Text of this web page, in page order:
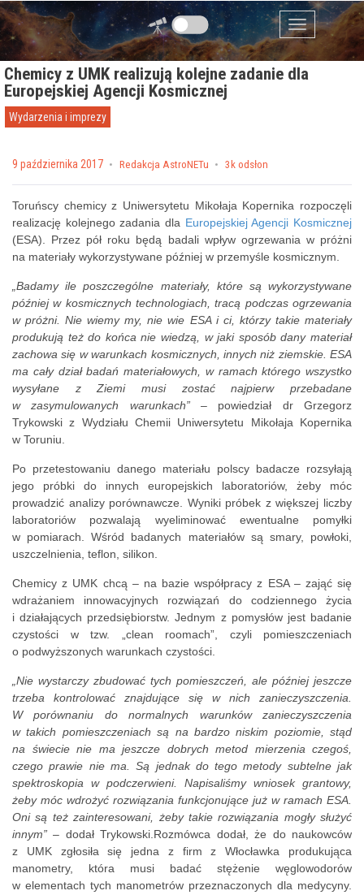
Przejdź do zawartości
Menu
Chemicy z UMK realizują kolejne zadanie dla
Europejskiej Agencji Kosmicznej
Wydarzenia i imprezy
Posted on
9 października 2017 by Redakcja AstroNETu 3k odsłon
Toruńscy chemicy z Uniwersytetu Mikołaja Kopernika rozpoczęli
realizację kolejnego zadania dla Europejskiej Agencji Kosmicznej
(ESA). Przez pół roku będą badali wpływ ogrzewania w próżni
na materiały wykorzystywane później w przemyśle kosmicznym.
„Badamy ile poszczególne materiały, które są wykorzystywane
później w kosmicznych technologiach, tracą podczas ogrzewania
w próżni. Nie wiemy my, nie wie ESA i ci, którzy takie materiały
produkują też do końca nie wiedzą, w jaki sposób dany materiał
zachowa się w warunkach kosmicznych, innych niż ziemskie. ESA
ma cały dział badań materiałowych, w ramach którego wszystko
wysyłane z Ziemi musi zostać najpierw przebadane
w zasymulowanych warunkach”– powiedział dr Grzegorz
Trykowski z Wydziału Chemii Uniwersytetu Mikołaja Kopernika
w Toruniu.
Po przetestowaniu danego materiału polscy badacze rozsyłają
jego próbki do innych europejskich laboratoriów, żeby móc
prowadzić analizy porównawcze. Wyniki próbek z większej liczby
laboratoriów pozwalają wyeliminować ewentualne pomyłki
w pomiarach. Wśród badanych materiałów są smary, powłoki,
uszczelnienia, teflon, silikon.
Chemicy z UMK chcą – na bazie współpracy z ESA – zająć się
wdrażaniem innowacyjnych rozwiązań do codziennego życia
i działających przedsiębiorstw. Jednym z pomysłów jest badanie
czystości w tzw. „clean roomach”, czyli pomieszczeniach
o podwyższonych warunkach czystości.
„Nie wystarczy zbudować tych pomieszczeń, ale później jeszcze
trzeba kontrolować znajdujące się w nich zanieczyszczenia.
W porównaniu do normalnych warunków zanieczyszczenia
w takich pomieszczeniach są na bardzo niskim poziomie, stąd
na świecie nie ma jeszcze dobrych metod mierzenia czegoś,
czego prawie nie ma. Są jednak do tego metody subtelne jak
spektroskopia w podczerwieni. Napisaliśmy wniosek grantowy,
żeby móc wdrożyć rozwiązania funkcjonujące już w ramach ESA.
Oni są też zainteresowani, żeby takie rozwiązania mogły służyć
innym” – dodał Trykowski.Rozmówca dodał, że do naukowców
z UMK zgłosiła się jedna z firm z Włocławka produkująca
manometry, która musi badać stężenie węglowodorów
w elementach tych manometrów przeznaczonych dla medycyny.